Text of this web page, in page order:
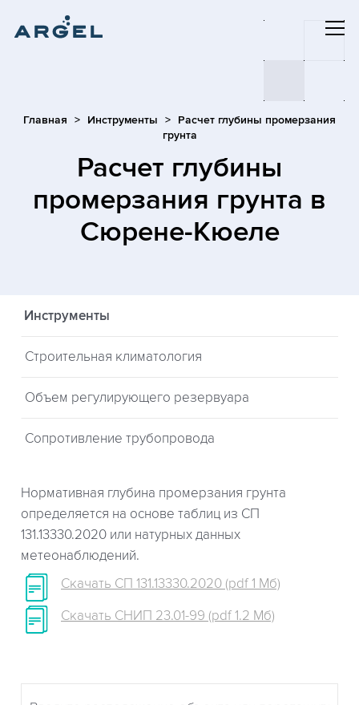
Главная Инструменты
Расчет глубины промерзания
грунта
Расчет глубины
промерзания грунта в
Сюрене-Кюеле
Инструменты
Строительная климатология
Объем регулирующего резервуара
Сопротивление трубопровода
Нормативная глубина промерзания грунта
определяется на основе таблиц из СП
131.13330.2020 или натурных данных
метеонаблюдений.
Скачать СП 131.13330.2020 (pdf 1 Мб)
Скачать СНИП 23.01-99 (pdf 1.2 Мб)